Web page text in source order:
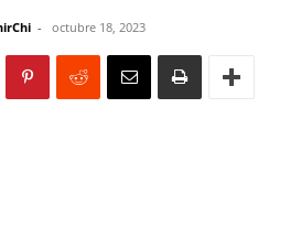
- octubre 18, 2023